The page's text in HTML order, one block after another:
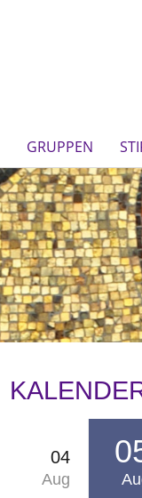
GRUPPEN
04
Aug